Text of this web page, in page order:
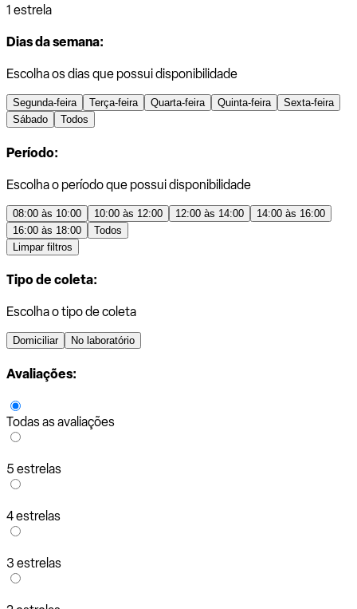
1 estrela
Dias da semana:
Escolha os dias que possui disponibilidade
Segunda-feira Terça-feira Quarta-feira Quinta-feira
Sexta-feira
Sábado
Todos
Período:
Escolha o período que possui disponibilidade
08:00 às 10:00 10:00 às 12:00 12:00 às 14:00
14:00 às 16:00
16:00 às 18:00
Todos
Limpar filtros
Tipo de coleta:
Escolha o tipo de coleta
Domiciliar No laboratório
Avaliações:
Todas as avaliações
5 estrelas
4 estrelas
3 estrelas